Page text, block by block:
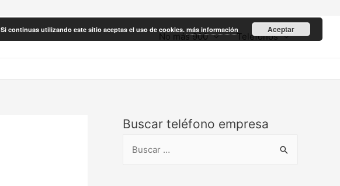
No más 900 Teléfonos
Buscar teléfono empresa
Si continuas utilizando este sitio aceptas el uso de cookies. más información Aceptar